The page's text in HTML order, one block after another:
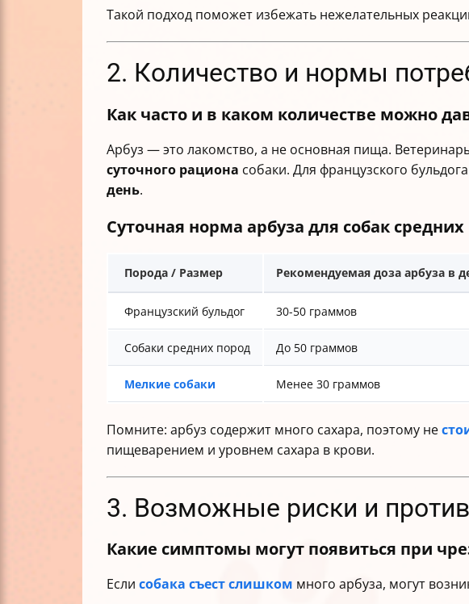
Такой подход поможет избежать нежелательных
2. Количество и нормы
Как часто и в каком количестве можно
Арбуз — это лакомство, а не основная пища.
суточного рациона собаки. Для французского
день.
Суточная норма арбуза для собак
Порода / Размер Рекомендуемая доза арбуза в
Французский бульдог 30-50 граммов
Собаки средних пород До 50 граммов
Мелкие собаки Менее 30 граммов
Помните: арбуз содержит много сахара, поэтому не
пищеварением и уровнем сахара в крови.
3. Возможные риски и
Какие симптомы могут появиться при
Если собака съест слишком много арбуза, могут